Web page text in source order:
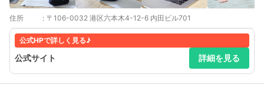
住所 : 〒106-0032 港区六本木4-12-6 内田ビル701
公式HPで詳しく見る♪
公式サイト 詳細を見る